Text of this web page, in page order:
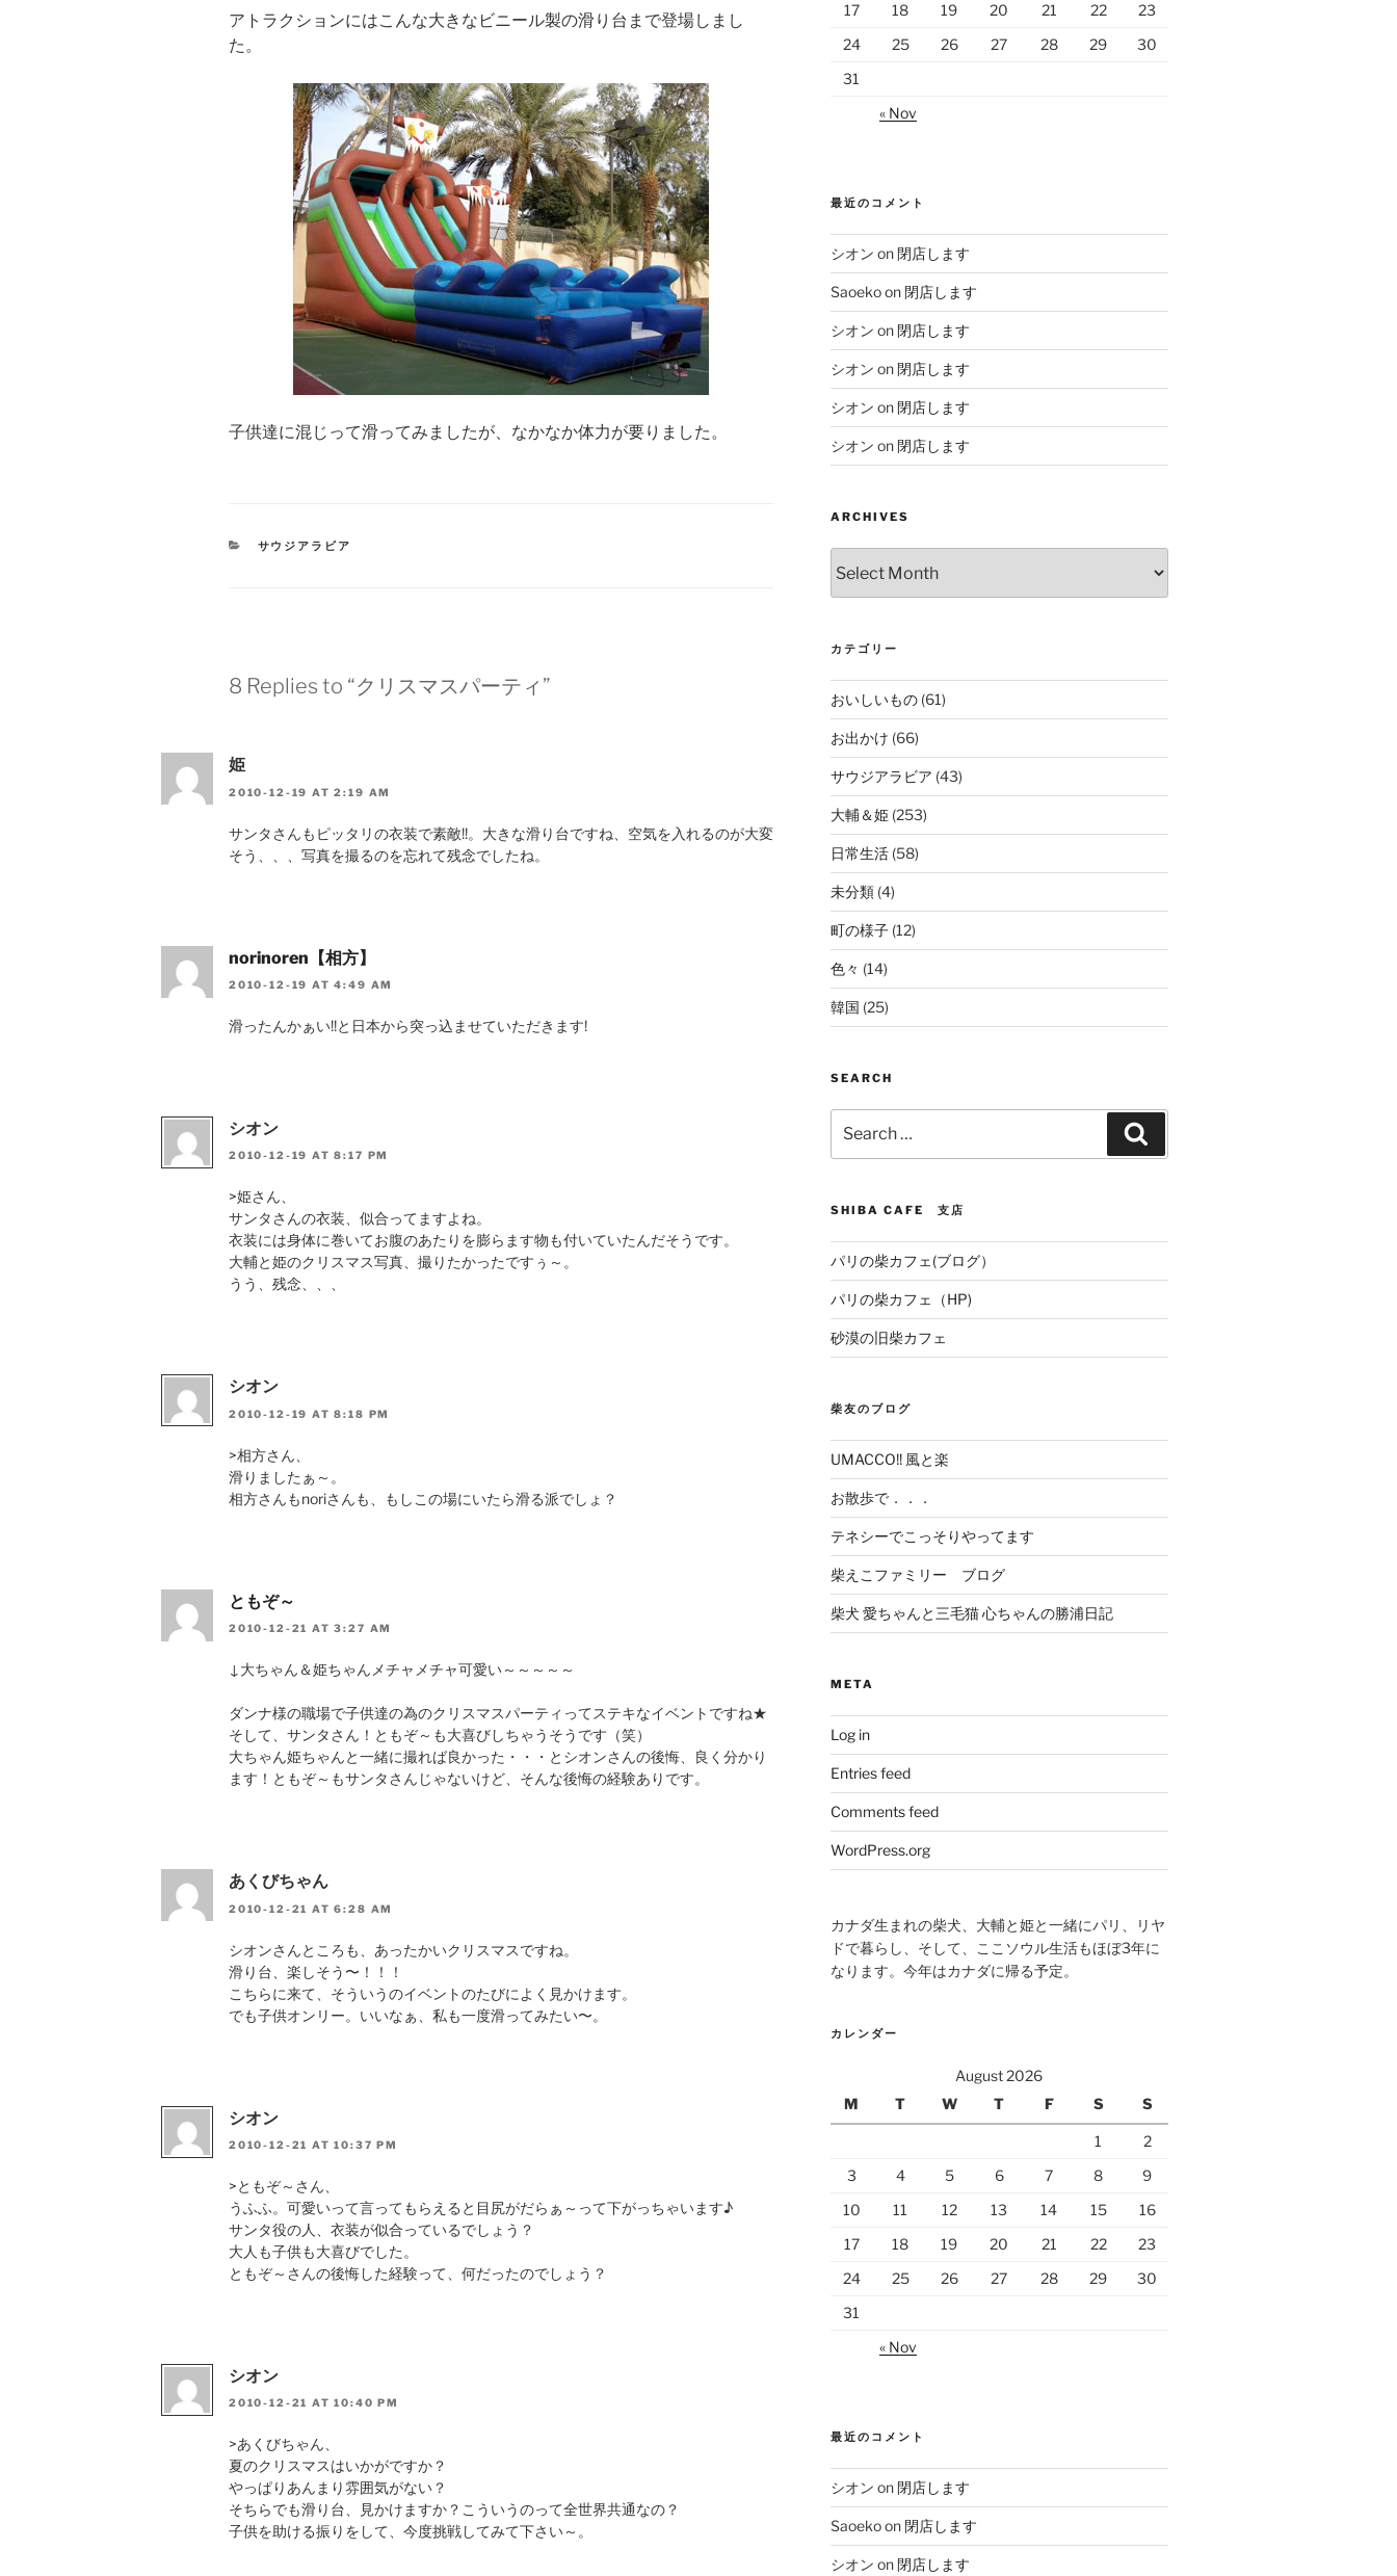
アトラクションにはこんな大きなビニール製の滑り台まで登場しまし
た。
子供達に混じって滑ってみましたが、なかなか体力が要りました。
CATEGORIES
サウジアラビア
8 Replies to “クリスマスパーティ”
姫
2010-12-19 AT 2:19 AM
サンタさんもピッタリの衣装で素敵!!。大きな滑り台ですね、空気を入れるのが大変
そう、、、写真を撮るのを忘れて残念でしたね。
norinoren【相方】
2010-12-19 AT 4:49 AM
滑ったんかぁい!!と日本から突っ込ませていただきます!
シオン
2010-12-19 AT 8:17 PM
>姫さん、
サンタさんの衣装、似合ってますよね。
衣装には身体に巻いてお腹のあたりを膨らます物も付いていたんだそうです。
大輔と姫のクリスマス写真、撮りたかったですぅ～。
うう、残念、、、
シオン
2010-12-19 AT 8:18 PM
>相方さん、
滑りましたぁ～。
相方さんもnoriさんも、もしこの場にいたら滑る派でしょ？
ともぞ～
2010-12-21 AT 3:27 AM
↓大ちゃん＆姫ちゃんメチャメチャ可愛い～～～～～
ダンナ様の職場で子供達の為のクリスマスパーティってステキなイベントですね★
そして、サンタさん！ともぞ～も大喜びしちゃうそうです（笑）
大ちゃん姫ちゃんと一緒に撮れば良かった・・・とシオンさんの後悔、良く分かり
ます！ともぞ～もサンタさんじゃないけど、そんな後悔の経験ありです。
あくびちゃん
2010-12-21 AT 6:28 AM
シオンさんところも、あったかいクリスマスですね。
滑り台、楽しそう〜！！！
こちらに来て、そういうのイベントのたびによく見かけます。
でも子供オンリー。いいなぁ、私も一度滑ってみたい〜。
シオン
2010-12-21 AT 10:37 PM
>ともぞ～さん、
うふふ。可愛いって言ってもらえると目尻がだらぁ～って下がっちゃいます♪
サンタ役の人、衣装が似合っているでしょう？
大人も子供も大喜びでした。
ともぞ～さんの後悔した経験って、何だったのでしょう？
シオン
2010-12-21 AT 10:40 PM
>あくびちゃん、
夏のクリスマスはいかがですか？
やっぱりあんまり雰囲気がない？
そちらでも滑り台、見かけますか？こういうのって全世界共通なの？
子供を助ける振りをして、今度挑戦してみて下さい～。
17
18 19 20 21 22
23
24
25 26 27 28 29
30
31
« Nov
最近のコメント
シオン on閉店します
Saoekoon閉店します
シオン on閉店します
シオン on閉店します
シオン on閉店します
シオン on閉店します
ARCHIVES
カテゴリー
おいしいもの(61)
お出かけ (66)
サウジアラビア (43)
大輔＆姫(253)
日常生活(58)
未分類(4)
町の様子(12)
色々 (14)
韓国 (25)
SEARCH
for:
SHIBA CAFE 支店
パリの柴カフェ(ブログ）
パリの柴カフェ（HP)
砂漠の旧柴カフェ
柴友のブログ
UMACCO!! 風と楽
お散歩で．．．
テネシーでこっそりやってます
柴えこファミリー ブログ
柴犬 愛ちゃんと三毛猫 心ちゃんの勝浦日記
META
Log in
Entries feed
Comments feed
WordPress.org
カナダ生まれの柴犬、大輔と姫と一緒にパリ、リヤ
ドで暮らし、そして、ここソウル生活もほぼ3年に
なります。今年はカナダに帰る予定。
カレンダー
August 2026
M
T W T F S S
1
2
3
4 5 6 7 8
9
10
11 12 13 14 15
16
17
18 19 20 21 22
23
24
25 26 27 28 29
30
31
« Nov
最近のコメント
シオン on閉店します
Saoekoon閉店します
シオン on閉店します